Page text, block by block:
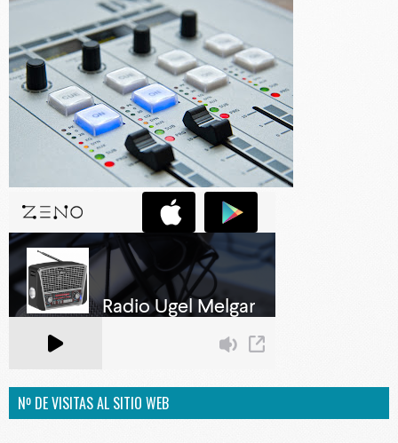
Nº DE VISITAS AL SITIO WEB